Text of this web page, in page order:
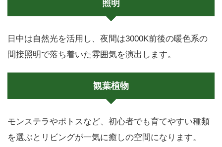
照明
日中は自然光を活用し、夜間は3000K前後の暖色系の
間接照明で落ち着いた雰囲気を演出します。
観葉植物
モンステラやポトスなど、初心者でも育てやすい種類
を選ぶとリビングが一気に癒しの空間になります。